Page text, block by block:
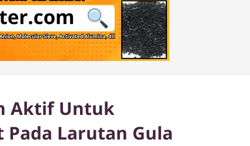
Aktif Untuk
Larutan Gula